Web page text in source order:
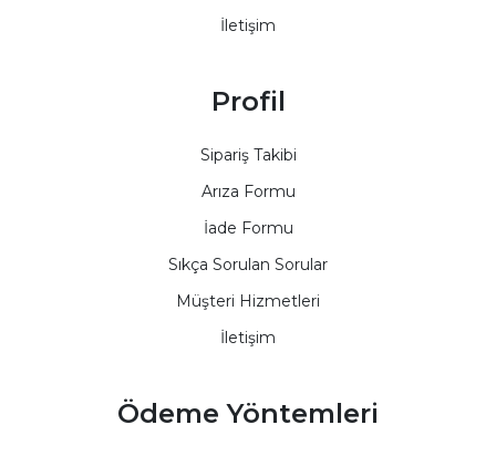
İletişim
Profil
Sipariş Takibi
Arıza Formu
İade Formu
Sıkça Sorulan Sorular
Müşteri Hizmetleri
İletişim
Ödeme Yöntemleri